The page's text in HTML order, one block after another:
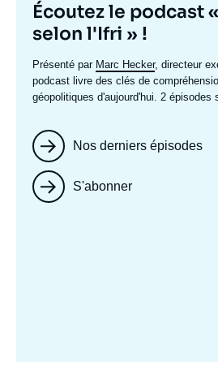
Titre
mis
en
avant
Écoutez le podcast
selon l'Ifri » !
Texte
accroche
Présenté par Marc Hecker, directeur
podcast livre des clés de
géopolitiques d'aujourd'hui. 2 épisodes
Nos derniers épisodes
S'abonner